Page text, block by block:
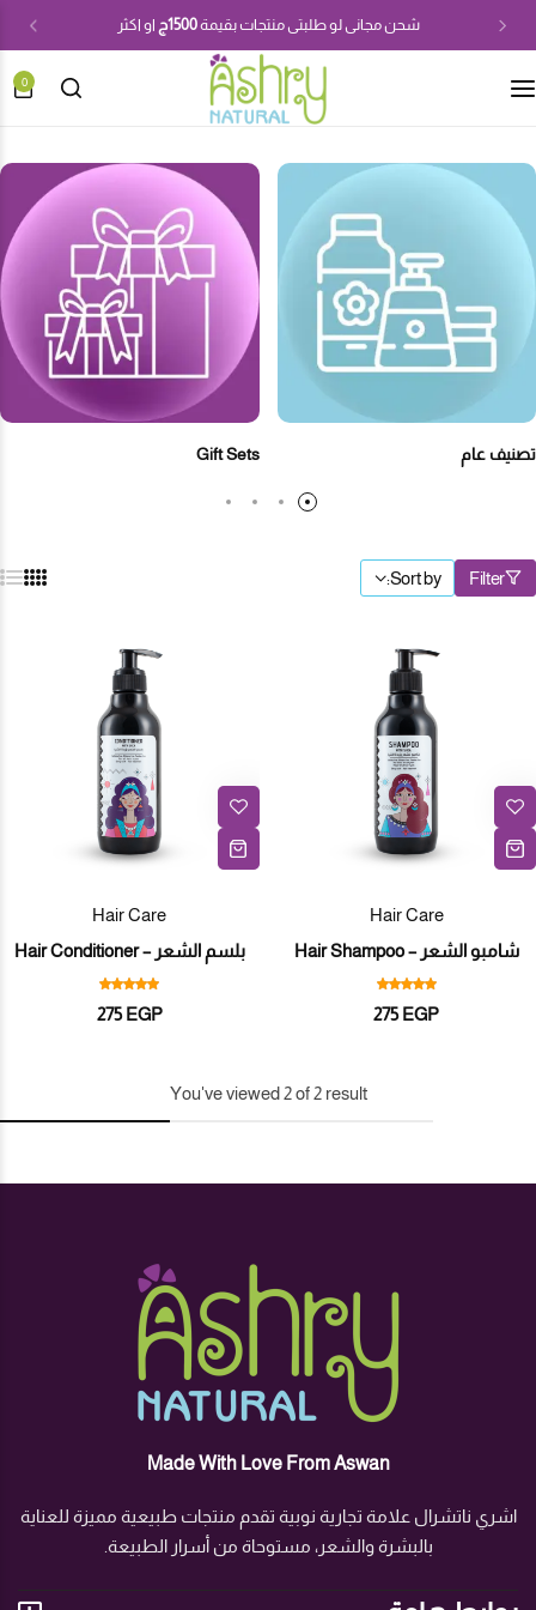
شحن مجانى لو طلبتى منتجات بقيمة1500ج او اكثر
0
تصنيف عام Gift Sets
Filter
Sort by:
Hair Care
شامبو الشعر – Hair Shampoo
275EGP
Hair Care
بلسم الشعر – Hair Conditioner
275EGP
You've viewed2of2 result
Made With Love From Aswan
اشري ناتشرال علامة تجارية نوبية تقدم منتجات طبيعية مميزة للعناية
بالبشرة والشعر، مستوحاة من أسرار الطبيعة.